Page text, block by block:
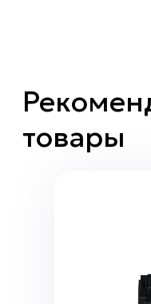
товары